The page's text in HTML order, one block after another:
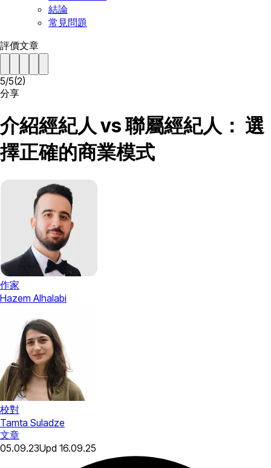
結論
常見問題
評價文章
5/5(2)
分享
介紹經紀人 vs 聯屬經紀人： 選
擇正確的商業模式
作家
Hazem Alhalabi
校對
Tamta Suladze
文章
05.09.23Upd 16.09.25